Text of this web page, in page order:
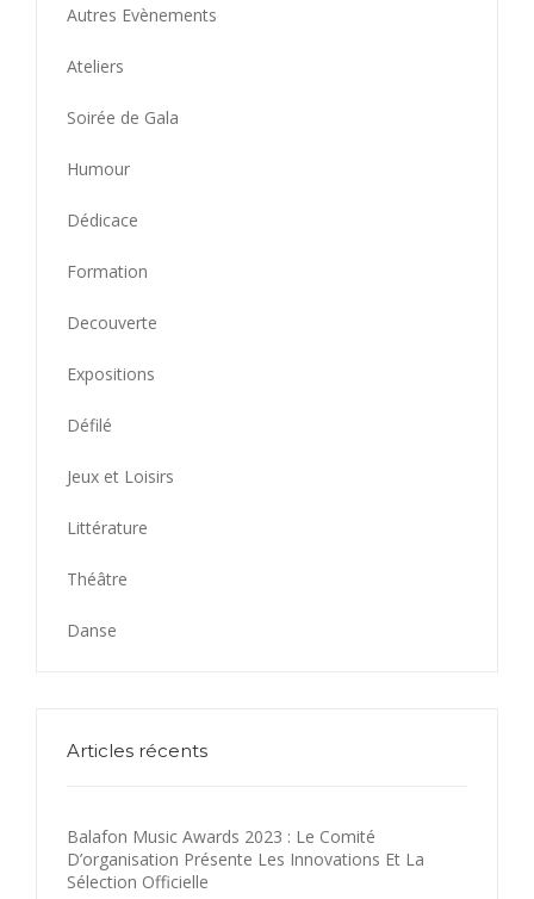
Autres Evènements
Ateliers
Soirée de Gala
Humour
Dédicace
Formation
Decouverte
Expositions
Défilé
Jeux et Loisirs
Littérature
Théâtre
Danse
Articles récents
Balafon Music Awards 2023 : Le Comité
D’organisation Présente Les Innovations Et La
Sélection Officielle